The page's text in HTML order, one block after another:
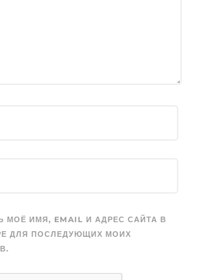
МОЁ ИМЯ, EMAIL И АДРЕС САЙТА В
ДЛЯ ПОСЛЕДУЮЩИХ МОИХ